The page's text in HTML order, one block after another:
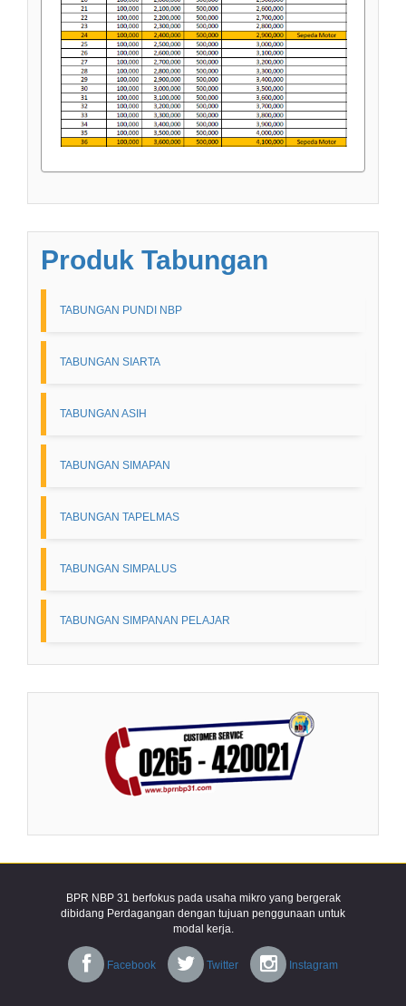
Produk Tabungan
TABUNGAN PUNDI NBP
TABUNGAN SIARTA
TABUNGAN ASIH
TABUNGAN SIMAPAN
TABUNGAN TAPELMAS
TABUNGAN SIMPALUS
TABUNGAN SIMPANAN PELAJAR
BPR NBP 31 berfokus pada usaha mikro yang bergerak
dibidang Perdagangan dengan tujuan penggunaan untuk
modal kerja.
Facebook Twitter Instagram